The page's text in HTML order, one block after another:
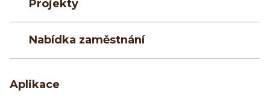
Projekty
Nabídka zaměstnání
Aplikace